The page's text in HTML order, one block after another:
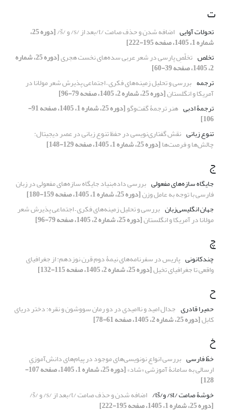
ت
تحولات آوایی اضافه شدن و حذف صامت/t/بعد از/s/و/
š
/ [دوره 25،
شماره 1، 1405، صفحه 195-222]
تخلص تخلّصِ پارسی در شعر عربی سده‌های نخست هجری [دوره 25، شماره
2، 1405، صفحه 39-60]
ترجمه بررسی و تحلیل زمینه‌های فکری – اجتماعی پذیرش شعر مولانا در
آمریکا و انگلستان[دوره 25، شماره 2، 1405، صفحه 79-96]
ترجمۀ ادبی هنر ترجمۀ گفت‌وگو [دوره 25، شماره 1، 1405، صفحه 91-
106]
تنوع زبانی نقش گفتاری‌نویسی در حفظ تنوع زبانی در عصر دیجیتال:
چالش‌ها و فرصت‌ها[دوره 25، شماره 1، 1405، صفحه 129-148]
ج
جایگاه سازه‌های مفعولی بررسی داده‌‌بنیاد جایگاه سازه‌های مفعولی در زبان
فارسی با توجه به عامل وزن[دوره 25، شماره 1، 1405، صفحه 159-180]
جهان انگلیسی‌زبان بررسی و تحلیل زمینه‌های فکری – اجتماعی پذیرش شعر
مولانا در آمریکا و انگلستان[دوره 25، شماره 2، 1405، صفحه 79-96]
چ
چندکانونی پاریس در سفرنامه‌های نیمۀ دوم قرن نوزدهم: از جغرافیای
واقعی تا جغرافیای تخیل[دوره 25، شماره 2، 1405، صفحه 115-132]
ح
حمیرا قادری جدال امید و ناامیدی در دو رمان سووشون و نقره: دختر دریای
کابل[دوره 25، شماره 2، 1405، صفحه 61-78]
خ
خطّ فارسی بررسی انواع نونویسی‌های موجود در پیام‌های دانش‌آموزیِ
ارسالی به سامانۀ آموزشی «شاد» [دوره 25، شماره 1، 1405، صفحه 107-
128]
خوشۀ صامت /st/ و/tš/
اضافه شدن و حذف صامت/t/بعد از/s/و/
š
/
[دوره 25، شماره 1، 1405، صفحه 195-222]